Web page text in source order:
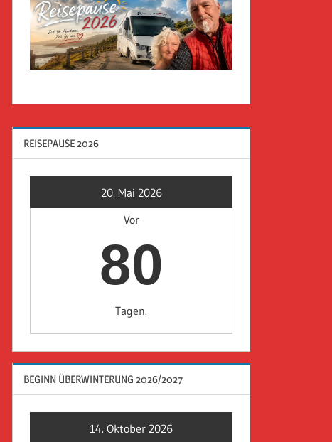
REISEPAUSE 2026
20. Mai 2026
Vor
80
Tagen.
BEGINN ÜBERWINTERUNG 2026/2027
14. Oktober 2026